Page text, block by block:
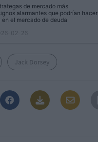
de mercado más
alarmantes que podrían hacer
el mercado de deuda
02-26
Jack Dorsey